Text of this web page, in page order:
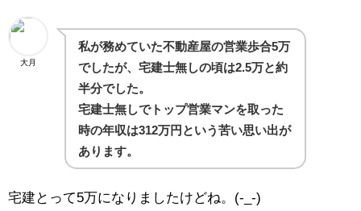
大月
私が務めていた不動産屋の営業歩合5万
でしたが、宅建士無しの頃は2.5万と約
半分でした。
宅建士無しでトップ営業マンを取った
時の年収は312万円という苦い思い出が
あります。
宅建とって5万になりましたけどね。(-_-)